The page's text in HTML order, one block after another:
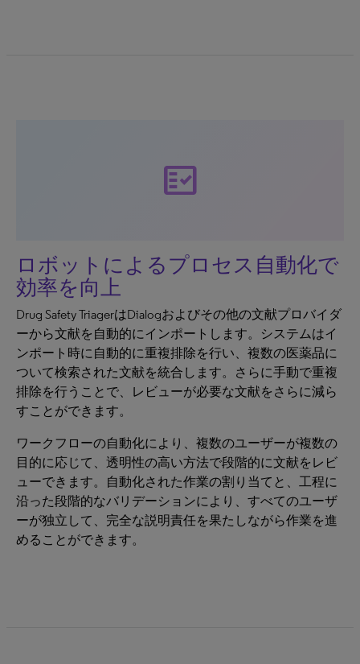
fact_check
ロボットによるプロセス自動化で
効率を向上
Drug Safety TriagerはDialogおよびその他の文献プロバイダ
ーから文献を自動的にインポートします。システムはイ
ンポート時に自動的に重複排除を行い、複数の医薬品に
ついて検索された文献を統合します。さらに手動で重複
排除を行うことで、レビューが必要な文献をさらに減ら
すことができます。
ワークフローの自動化により、複数のユーザーが複数の
目的に応じて、透明性の高い方法で段階的に文献をレビ
ューできます。自動化された作業の割り当てと、工程に
沿った段階的なバリデーションにより、すべてのユーザ
ーが独立して、完全な説明責任を果たしながら作業を進
めることができます。